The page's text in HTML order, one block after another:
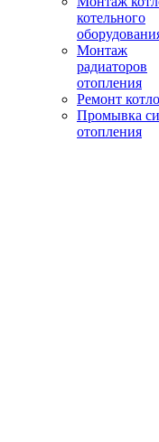
котельного
Монтаж
радиаторов
отопления
Ремонт
Промывка
отопления